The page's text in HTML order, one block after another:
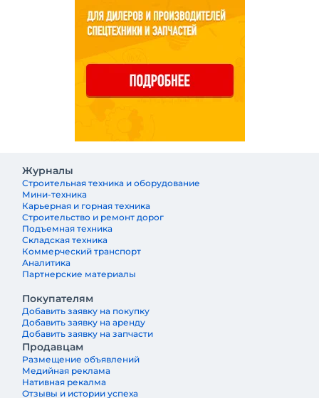
Журналы
Строительная техника и оборудование
Мини-техника
Карьерная и горная техника
Строительство и ремонт дорог
Подъемная техника
Складская техника
Коммерческий транспорт
Аналитика
Партнерские материалы
Покупателям
Добавить заявку на покупку
Добавить заявку на аренду
Добавить заявку на запчасти
Продавцам
Размещение объявлений
Медийная реклама
Нативная рекалма
Отзывы и истории успеха